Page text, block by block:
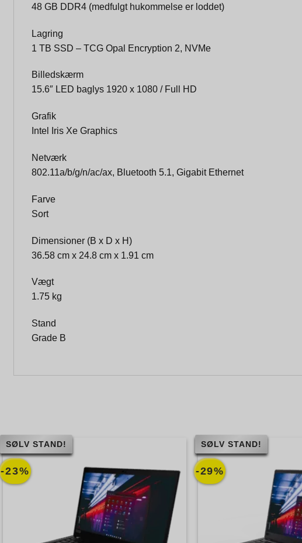
48 GB DDR4 (medfulgt hukommelse er loddet)
Lagring
1 TB SSD – TCG Opal Encryption 2, NVMe
Billedskærm
15.6″ LED baglys 1920 x 1080 / Full HD
Grafik
Intel Iris Xe Graphics
Netværk
802.11a/b/g/n/ac/ax, Bluetooth 5.1, Gigabit Ethernet
Farve
Sort
Dimensioner (B x D x H)
36.58 cm x 24.8 cm x 1.91 cm
Vægt
1.75 kg
Stand
Grade B
-23%
SØLV STAND!
-29%
SØLV STAND!